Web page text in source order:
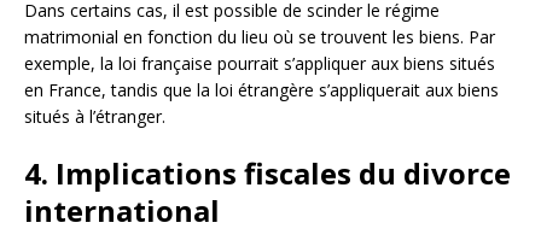
Dans certains cas, il est possible de scinder le régime
matrimonial en fonction du lieu où se trouvent les biens. Par
exemple, la loi française pourrait s’appliquer aux biens situés
en France, tandis que la loi étrangère s’appliquerait aux biens
situés à l’étranger.
4. Implications fiscales du divorce
international